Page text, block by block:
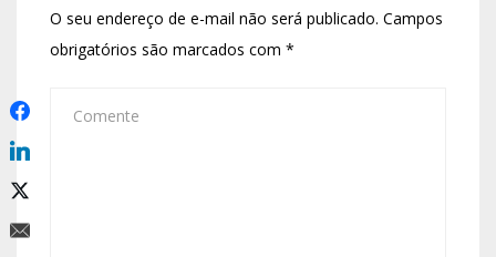
O seu endereço de e-mail não será publicado. Campos
obrigatórios são marcados com *